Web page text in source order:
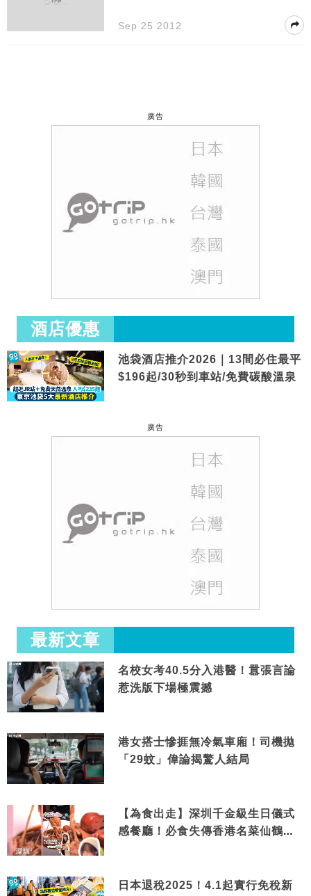
Sep 25 2012
廣告
酒店優惠
池袋酒店推介2026｜13間必住最平
$196起/30秒到車站/免費碳酸溫泉
廣告
最新文章
名校女考40.5分入港醫！囂張言論
惹洗版下場極震撼
港女搭士慘捱無冷氣車廂！司機拋
「29蚊」偉論揭驚人結局
【為食出走】深圳千金級生日儀式
感餐廳！必食失傳香港名菜仙鶴神
日本退稅2025！4.1起實行免稅新